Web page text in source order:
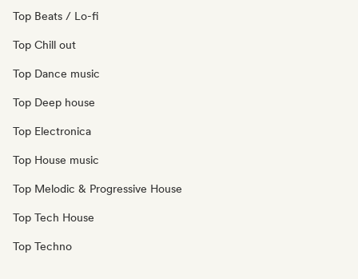
Top Beats / Lo-fi
Top Chill out
Top Dance music
Top Deep house
Top Electronica
Top House music
Top Melodic & Progressive House
Top Tech House
Top Techno